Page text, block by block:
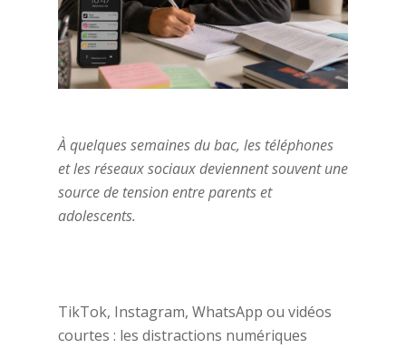
À quelques semaines du bac, les téléphones
et les réseaux sociaux deviennent souvent une
source de tension entre parents et
adolescents.
TikTok, Instagram, WhatsApp ou vidéos
courtes : les distractions numériques